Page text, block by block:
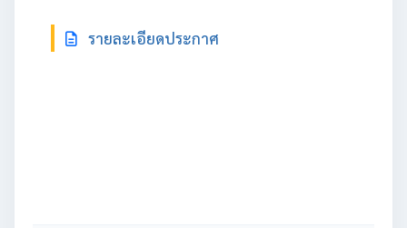
รายละเอียดประกาศ